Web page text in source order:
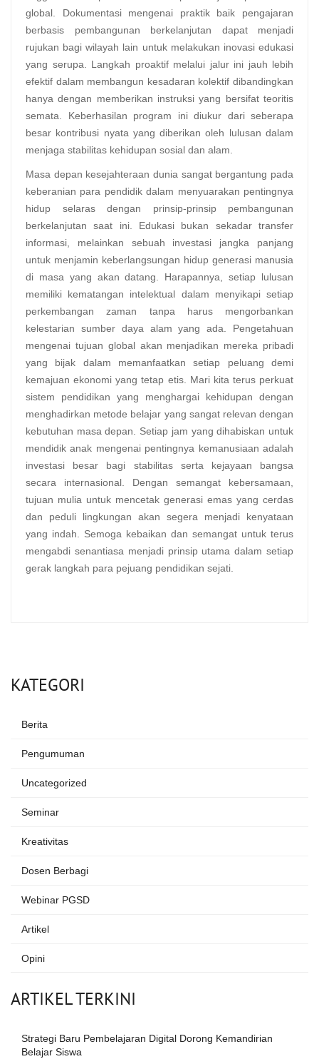
global. Dokumentasi mengenai praktik baik pengajaran
berbasis pembangunan berkelanjutan dapat menjadi
rujukan bagi wilayah lain untuk melakukan inovasi edukasi
yang serupa. Langkah proaktif melalui jalur ini jauh lebih
efektif dalam membangun kesadaran kolektif dibandingkan
hanya dengan memberikan instruksi yang bersifat teoritis
semata. Keberhasilan program ini diukur dari seberapa
besar kontribusi nyata yang diberikan oleh lulusan dalam
menjaga stabilitas kehidupan sosial dan alam.
Masa depan kesejahteraan dunia sangat bergantung pada
keberanian para pendidik dalam menyuarakan pentingnya
hidup selaras dengan prinsip-prinsip pembangunan
berkelanjutan saat ini. Edukasi bukan sekadar transfer
informasi, melainkan sebuah investasi jangka panjang
untuk menjamin keberlangsungan hidup generasi manusia
di masa yang akan datang. Harapannya, setiap lulusan
memiliki kematangan intelektual dalam menyikapi setiap
perkembangan zaman tanpa harus mengorbankan
kelestarian sumber daya alam yang ada. Pengetahuan
mengenai tujuan global akan menjadikan mereka pribadi
yang bijak dalam memanfaatkan setiap peluang demi
kemajuan ekonomi yang tetap etis. Mari kita terus perkuat
sistem pendidikan yang menghargai kehidupan dengan
menghadirkan metode belajar yang sangat relevan dengan
kebutuhan masa depan. Setiap jam yang dihabiskan untuk
mendidik anak mengenai pentingnya kemanusiaan adalah
investasi besar bagi stabilitas serta kejayaan bangsa
secara internasional. Dengan semangat kebersamaan,
tujuan mulia untuk mencetak generasi emas yang cerdas
dan peduli lingkungan akan segera menjadi kenyataan
yang indah. Semoga kebaikan dan semangat untuk terus
mengabdi senantiasa menjadi prinsip utama dalam setiap
gerak langkah para pejuang pendidikan sejati.
KATEGORI
Berita
Pengumuman
Uncategorized
Seminar
Kreativitas
Dosen Berbagi
Webinar PGSD
Artikel
Opini
ARTIKEL TERKINI
Strategi Baru Pembelajaran Digital Dorong Kemandirian
Belajar Siswa